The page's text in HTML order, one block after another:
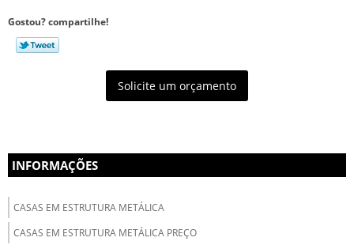
Gostou? compartilhe!
Solicite um orçamento
INFORMAÇÕES
CASAS EM ESTRUTURA METÁLICA
CASAS EM ESTRUTURA METÁLICA PREÇO